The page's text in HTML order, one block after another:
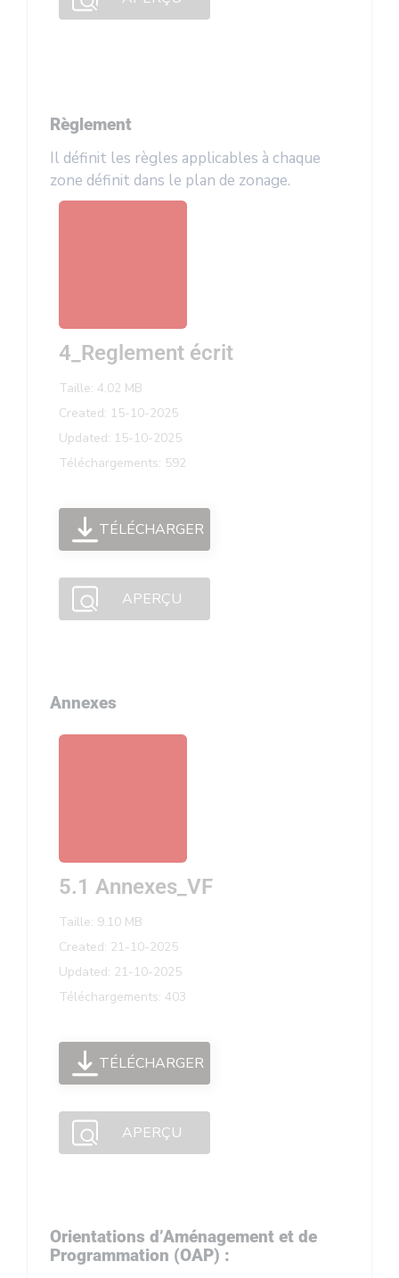
Règlement
Il définit les règles applicables à chaque
zone définit dans le plan de zonage.
4_Reglement écrit
Taille: 4.02 MB
Created: 15-10-2025
Updated: 15-10-2025
Téléchargements: 592
TÉLÉCHARGER
APERÇU
Annexes
5.1 Annexes_VF
Taille: 9.10 MB
Created: 21-10-2025
Updated: 21-10-2025
Téléchargements: 403
TÉLÉCHARGER
APERÇU
Orientations d’Aménagement et de
Programmation (OAP) :